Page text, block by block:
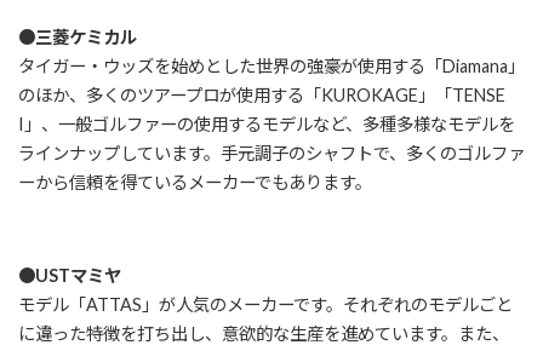
●三菱ケミカル
タイガー・ウッズを始めとした世界の強豪が使用する「Diamana」
のほか、多くのツアープロが使用する「KUROKAGE」「TENSE
I」、一般ゴルファーの使用するモデルなど、多種多様なモデルを
ラインナップしています。手元調子のシャフトで、多くのゴルファ
ーから信頼を得ているメーカーでもあります。
●USTマミヤ
モデル「ATTAS」が人気のメーカーです。それぞれのモデルごと
に違った特徴を打ち出し、意欲的な生産を進めています。また、